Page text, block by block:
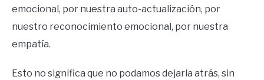
emocional, por nuestra auto-actualización, por
nuestro reconocimiento emocional, por nuestra
empatía.
Esto no significa que no podamos dejarla atrás, sin